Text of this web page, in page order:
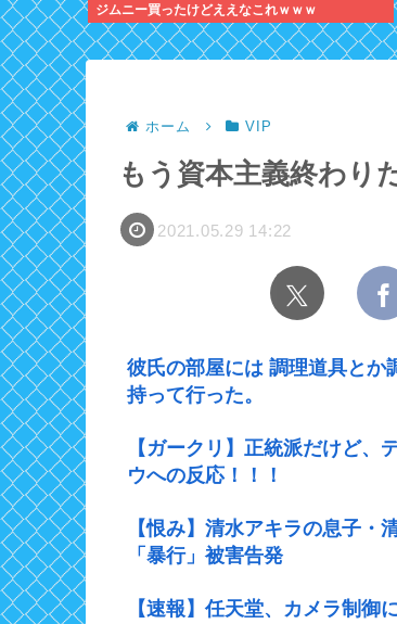
ジムニー買ったけどええなこれｗｗｗ
ホーム VIP
もう資本主義終わり
2021.05.29 14:22
彼氏の部屋には 調理道具とか
持って行った。
【ガークリ】正統派だけど
ウへの反応！！！
【恨み】清水アキラの息子・
「暴行」被害告発
【速報】任天堂、カメラ制